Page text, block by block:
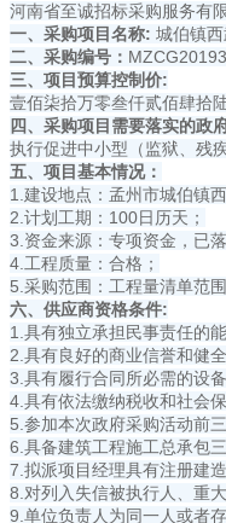
河南省至诚招标采购服务有
一、采购项目名称: 城伯镇
二、采购编号：
三、项目预算控制价:
壹佰柒拾万零叁仟贰佰肆拾
四、采购项目需要落实的政
执行促进中小型（监狱、残
五、项目基本情况：
1.建设地点：孟州市城伯镇
2.计划工期：100日历天；
3.资金来源：专项资金，已落
4.工程质量：合格；
5.采购范围：工程量清单范
六、供应商资格条件:
1.具有独立承担民事责任的能
2.具有良好的商业信誉和健
3.具有履行合同所必需的设
4.具有依法缴纳税收和社会
5.参加本次政府采购活动前
6.具备建筑工程施工总承包
7.拟派项目经理具有注册建
8.对列入失信被执行人、重
9.单位负责人为同一人或者